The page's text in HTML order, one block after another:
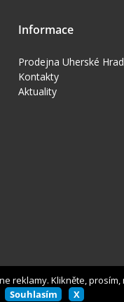
Informace
Prodejna Uherské
Kontakty
Aktuality
Klikněte,
Souhlasím X